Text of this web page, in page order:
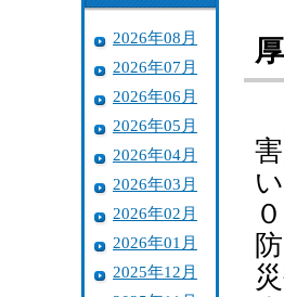
2026年08月
2026年07月
2026年06月
2026年05月
2026年04月
2026年03月
2026年02月
2026年01月
2025年12月